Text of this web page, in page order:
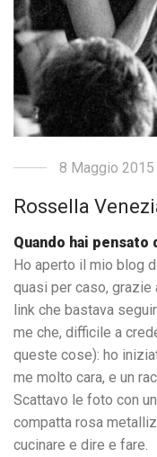
8 Maggio 2015
Rossella
Quando hai
Ho aperto il mio blog
quasi per caso, grazie
link che bastava
me che, difficile a
queste cose): ho
me molto cara, e un
Scattavo le foto con
compatta rosa
cucinare e dire e fare.